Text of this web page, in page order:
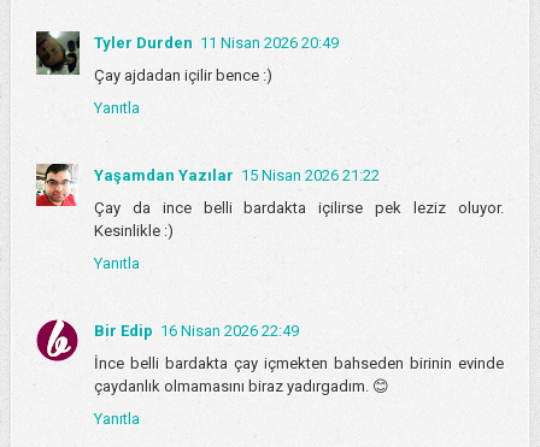
Tyler Durden 11 Nisan 2026 20:49
Çay ajdadan içilir bence :)
Yanıtla
Yaşamdan Yazılar 15 Nisan 2026 21:22
Çay da ince belli bardakta içilirse pek leziz oluyor.
Kesinlikle :)
Yanıtla
Bir Edip 16 Nisan 2026 22:49
İnce belli bardakta çay içmekten bahseden birinin evinde
çaydanlık olmamasını biraz yadırgadım. 😊
Yanıtla